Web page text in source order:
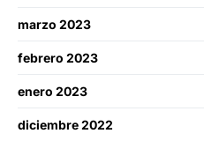
marzo 2023
febrero 2023
enero 2023
diciembre 2022